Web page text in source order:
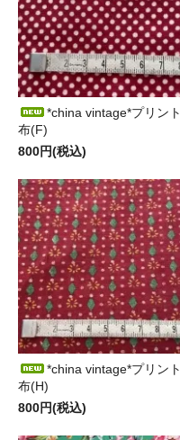
*china vintage*プリント
布(F)
800円(税込)
*china vintage*プリント
布(H)
800円(税込)